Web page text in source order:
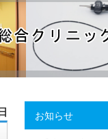
お知らせ